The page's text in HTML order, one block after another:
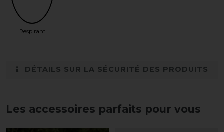
Respirant
DÉTAILS SUR LA SÉCURITÉ DES PRODUITS
Les accessoires parfaits pour vous